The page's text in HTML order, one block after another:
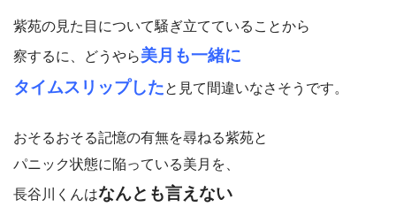
紫苑の見た目について騒ぎ立てていることから
察するに、どうやら美月も一緒に
タイムスリップしたと見て間違いなさそうです。
おそるおそる記憶の有無を尋ねる紫苑と
パニック状態に陥っている美月を、
長谷川くんはなんとも言えない